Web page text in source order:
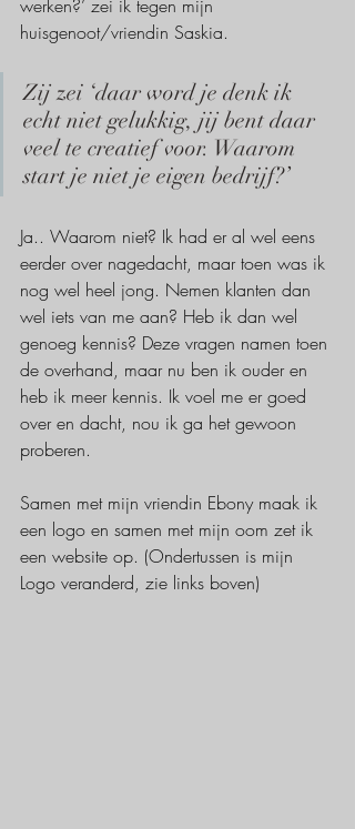
werken?’ zei ik tegen mijn
huisgenoot/vriendin Saskia.
Zij zei ‘daar word je denk ik
echt niet gelukkig, jij bent daar
veel te creatief voor. Waarom
start je niet je eigen bedrijf?’
Ja.. Waarom niet? Ik had er al wel eens
eerder over nagedacht, maar toen was ik
nog wel heel jong. Nemen klanten dan
wel iets van me aan? Heb ik dan wel
genoeg kennis? Deze vragen namen toen
de overhand, maar nu ben ik ouder en
heb ik meer kennis. Ik voel me er goed
over en dacht, nou ik ga het gewoon
proberen.
Samen met mijn vriendin Ebony maak ik
een logo en samen met mijn oom zet ik
een website op. (Ondertussen is mijn
Logo veranderd, zie links boven)